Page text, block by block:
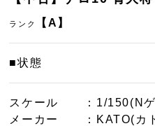
ランク 【A】
■状態
スケール
：1/150(N
メーカー
：KATO(カ